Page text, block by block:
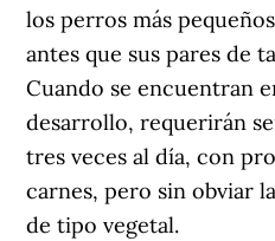
los perros más
antes que sus pares de
Cuando se encuentran
desarrollo, requerirán
tres veces al día, con
carnes, pero sin obviar
de tipo vegetal.